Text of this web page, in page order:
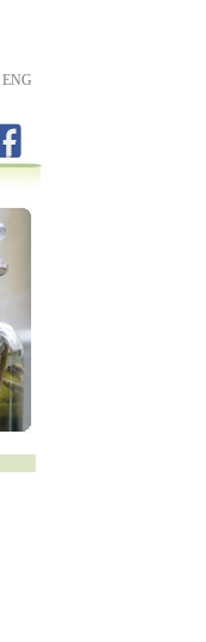
ENG